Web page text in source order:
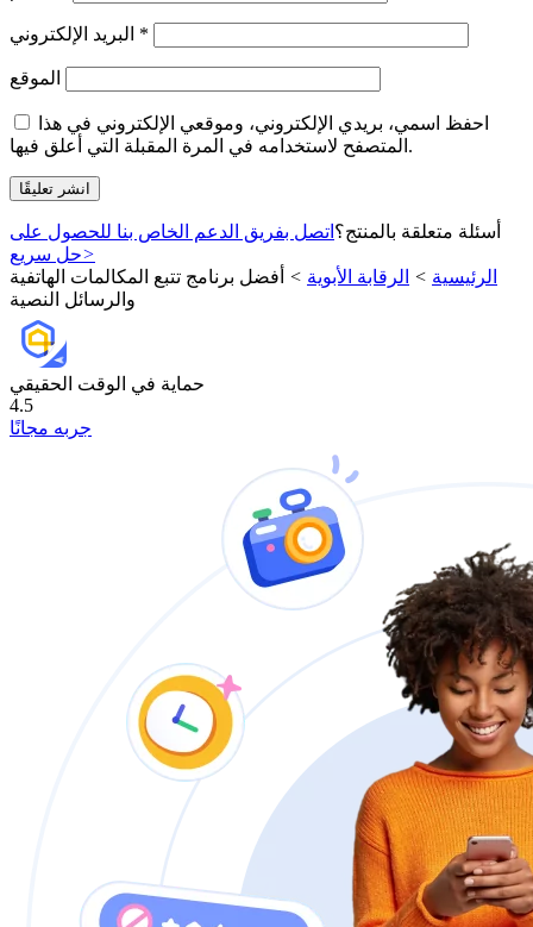
*
الموقع
احفظ اسمي، بريدي الإلكتروني، وموقعي الإلكتروني في هذا
المتصفح لاستخدامه في المرة المقبلة التي أعلق فيها.
أسئلة متعلقة بالمنتج؟ اتصل بفريق الدعم الخاص بنا للحصول على
حل سريع>
الرئيسية > الرقابة الأبوية >
أفضل برنامج تتبع المكالمات الهاتفية
والرسائل النصية
حماية في الوقت الحقيقي
4.5
جربه مجانًا